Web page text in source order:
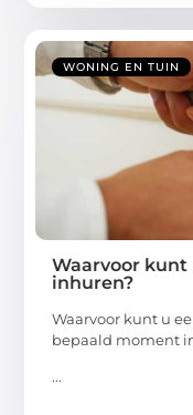
WONING EN TUIN
Waarvoor
inhuren?
Waarvoor kunt u
bepaald moment
...